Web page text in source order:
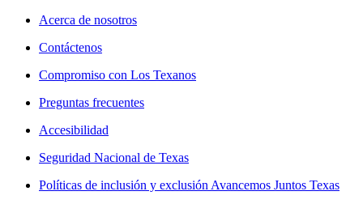
Acerca de nosotros
Contáctenos
Compromiso con Los Texanos
Preguntas frecuentes
Accesibilidad
Seguridad Nacional de Texas
Políticas de inclusión y exclusión Avancemos Juntos Texas